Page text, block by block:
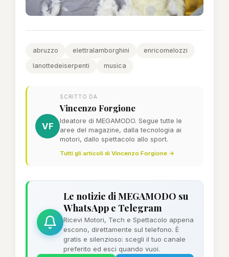
abruzzo elettralamborghini
enricomelozzi
lanottedeiserpenti
musica
VF
SCRITTO DA
Vincenzo Forgione
Ideatore di MEGAMODO. Segue tutte le
aree del magazine, dalla tecnologia ai
motori, dallo spettacolo allo sport.
Tutti gli articoli di Vincenzo Forgione →
Le notizie di MEGAMODO su
WhatsApp e Telegram
Ricevi Motori, Tech e Spettacolo appena
escono, direttamente sul telefono. È
gratis e silenzioso: scegli il tuo canale
preferito ed esci quando vuoi.